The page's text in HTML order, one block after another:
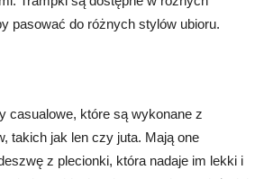
pasować do różnych stylów ubioru.
casualowe, które są wykonane z
takich jak len czy juta. Mają one
z plecionki, która nadaje im lekki i